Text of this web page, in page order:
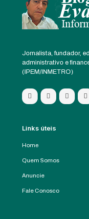
Jornalista, fundador,
administrativo e
(IPEM/INMETRO)
Links úteis
Home
Quem Somos
Anuncie
Fale Conosco